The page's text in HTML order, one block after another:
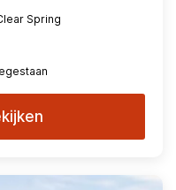
Spring